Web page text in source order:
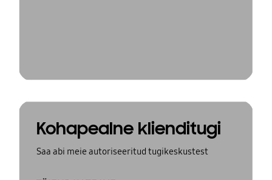
Kohapealne klienditugi
Saa abi meie autoriseeritud tugikeskustest